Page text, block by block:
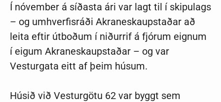
Í nóvember á síðasta ári var lagt til í skipulags
– og umhverfisráði Akraneskaupstaðar að
leita eftir útboðum í niðurrif á fjórum eignum
í eigum Akraneskaupstaðar – og var
Vesturgata eitt af þeim húsum.
Húsið við Vesturgötu 62 var byggt sem